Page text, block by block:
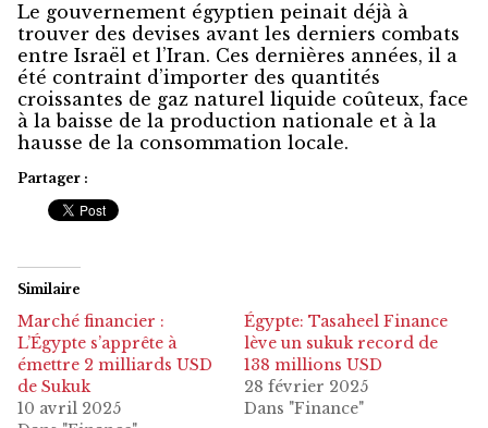
Le gouvernement égyptien peinait déjà à
trouver des devises avant les derniers combats
entre Israël et l’Iran. Ces dernières années, il a
été contraint d’importer des quantités
croissantes de gaz naturel liquide coûteux, face
à la baisse de la production nationale et à la
hausse de la consommation locale.
Partager :
Similaire
Marché financier :
L’Égypte s’apprête à
émettre 2 milliards USD
de Sukuk
10 avril 2025
Égypte: Tasaheel Finance
lève un sukuk record de
138 millions USD
28 février 2025
Dans "Finance"